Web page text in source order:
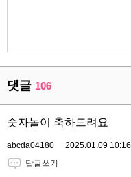
댓글 106
숫자놀이 축하드려요
abcda04180
2025.01.09 10:16
답글쓰기